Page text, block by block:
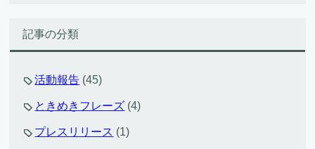
記事の分類
活動報告 (45)
ときめきフレーズ (4)
プレスリリース (1)